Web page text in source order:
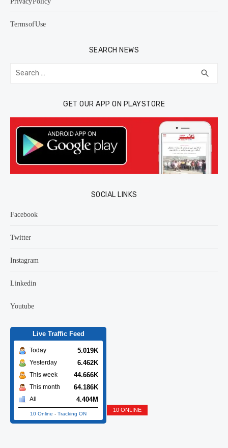
Terms of Use
SEARCH NEWS
Search
for: search
GET OUR APP ON PLAYSTORE
SOCIAL LINKS
Facebook
Twitter
Instagram
Linkedin
Youtube
Live Traffic Feed
Today 5.019K
Yesterday 6.462K
This week 44.666K
This month 64.186K
All 4.404M
10 Online - Tracking ON
10 ONLINE